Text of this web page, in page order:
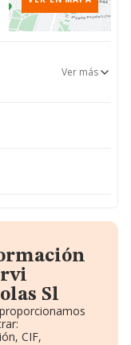
Ver más
Sl
CIF,